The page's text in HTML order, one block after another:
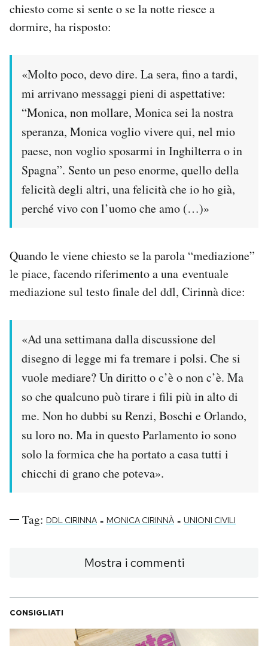
Area Personale
Newsletter
Hai bisogno di aiuto?
Esci
chiesto come si sente o se la notte riesce a
dormire, ha risposto:
«Molto poco, devo dire. La sera, fino a tardi,
mi arrivano messaggi pieni di aspettative:
“Monica, non mollare, Monica sei la nostra
speranza, Monica voglio vivere qui, nel mio
paese, non voglio sposarmi in Inghilterra o in
Spagna”. Sento un peso enorme, quello della
felicità degli altri, una felicità che io ho già,
perché vivo con l’uomo che amo (…)»
Quando le viene chiesto se la parola “mediazione”
le piace, facendo riferimento a una eventuale
mediazione sul testo finale del ddl, Cirinnà dice:
«Ad una settimana dalla discussione del
disegno di legge mi fa tremare i polsi. Che si
vuole mediare? Un diritto o c’è o non c’è. Ma
so che qualcuno può tirare i fili più in alto di
me. Non ho dubbi su Renzi, Boschi e Orlando,
su loro no. Ma in questo Parlamento io sono
solo la formica che ha portato a casa tutti i
chicchi di grano che poteva».
Tag: DDL CIRINNA - MONICA CIRINNÀ - UNIONI CIVILI
Mostra i commenti
CONSIGLIATI